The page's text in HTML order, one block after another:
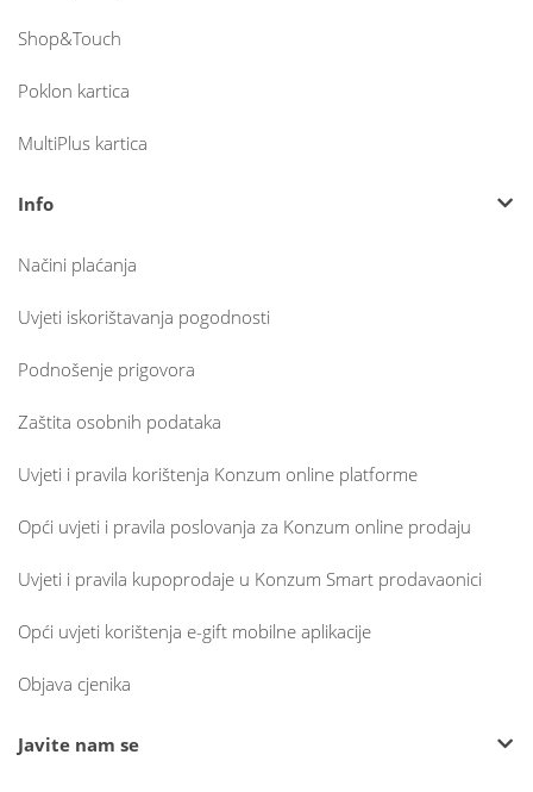
Shop&Touch
Poklon kartica
MultiPlus kartica
Info
Načini plaćanja
Uvjeti iskorištavanja pogodnosti
Podnošenje prigovora
Zaštita osobnih podataka
Uvjeti i pravila korištenja Konzum online platforme
Opći uvjeti i pravila poslovanja za Konzum online prodaju
Uvjeti i pravila kupoprodaje u Konzum Smart prodavaonici
Opći uvjeti korištenja e-gift mobilne aplikacije
Objava cjenika
Javite nam se